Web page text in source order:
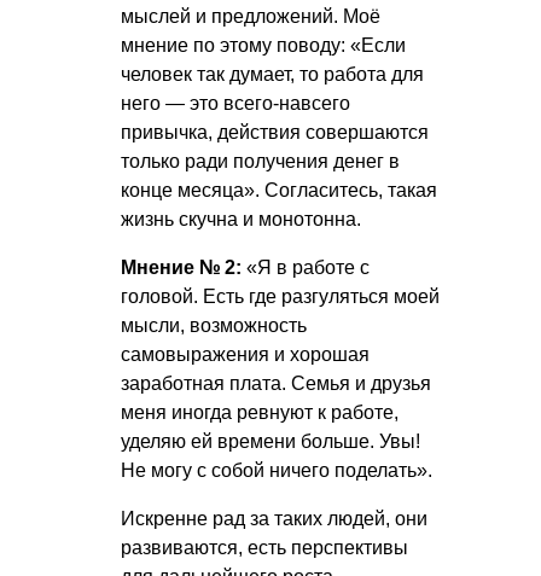
мыслей и предложений. Моё
мнение по этому поводу: «Если
человек так думает, то работа для
него — это всего-навсего
привычка, действия совершаются
только ради получения денег в
конце месяца». Согласитесь, такая
жизнь скучна и монотонна.
Мнение № 2: «Я в работе с
головой. Есть где разгуляться моей
мысли, возможность
самовыражения и хорошая
заработная плата. Семья и друзья
меня иногда ревнуют к работе,
уделяю ей времени больше. Увы!
Не могу с собой ничего поделать».
Искренне рад за таких людей, они
развиваются, есть перспективы